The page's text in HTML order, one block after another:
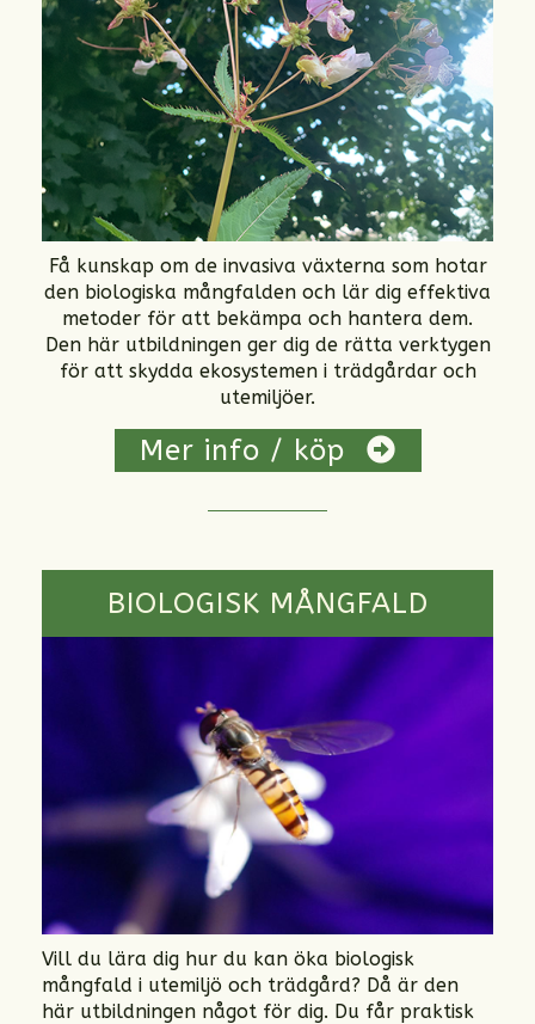
Få kunskap om de invasiva växterna som hotar
den biologiska mångfalden och lär dig effektiva
metoder för att bekämpa och hantera dem.
Den här utbildningen ger dig de rätta verktygen
för att skydda ekosystemen i trädgårdar och
utemiljöer.
Mer info / köp
BIOLOGISK MÅNGFALD
Vill du lära dig hur du kan öka biologisk
mångfald i utemiljö och trädgård? Då är den
här utbildningen något för dig. Du får praktisk